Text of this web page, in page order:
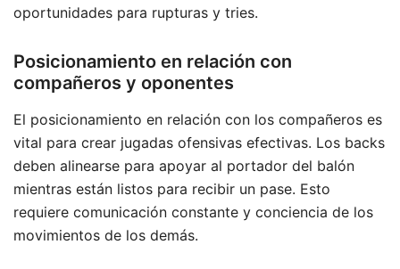
oportunidades para rupturas y tries.
Posicionamiento en relación con
compañeros y oponentes
El posicionamiento en relación con los compañeros es
vital para crear jugadas ofensivas efectivas. Los backs
deben alinearse para apoyar al portador del balón
mientras están listos para recibir un pase. Esto
requiere comunicación constante y conciencia de los
movimientos de los demás.